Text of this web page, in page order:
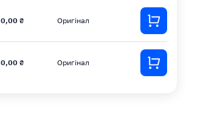
0,00 ₴ Оригінал
0,00 ₴ Оригінал